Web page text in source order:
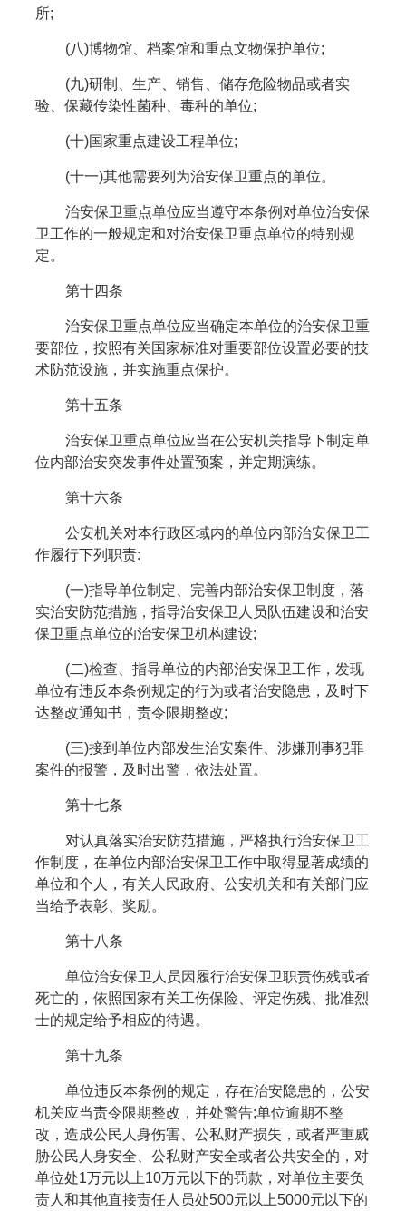
所;
(八)博物馆、档案馆和重点文物保护单位;
(九)研制、生产、销售、储存危险物品或者实
验、保藏传染性菌种、毒种的单位;
(十)国家重点建设工程单位;
(十一)其他需要列为治安保卫重点的单位。
治安保卫重点单位应当遵守本条例对单位治安保
卫工作的一般规定和对治安保卫重点单位的特别规
定。
第十四条
治安保卫重点单位应当确定本单位的治安保卫重
要部位，按照有关国家标准对重要部位设置必要的技
术防范设施，并实施重点保护。
第十五条
治安保卫重点单位应当在公安机关指导下制定单
位内部治安突发事件处置预案，并定期演练。
第十六条
公安机关对本行政区域内的单位内部治安保卫工
作履行下列职责:
(一)指导单位制定、完善内部治安保卫制度，落
实治安防范措施，指导治安保卫人员队伍建设和治安
保卫重点单位的治安保卫机构建设;
(二)检查、指导单位的内部治安保卫工作，发现
单位有违反本条例规定的行为或者治安隐患，及时下
达整改通知书，责令限期整改;
(三)接到单位内部发生治安案件、涉嫌刑事犯罪
案件的报警，及时出警，依法处置。
第十七条
对认真落实治安防范措施，严格执行治安保卫工
作制度，在单位内部治安保卫工作中取得显著成绩的
单位和个人，有关人民政府、公安机关和有关部门应
当给予表彰、奖励。
第十八条
单位治安保卫人员因履行治安保卫职责伤残或者
死亡的，依照国家有关工伤保险、评定伤残、批准烈
士的规定给予相应的待遇。
第十九条
单位违反本条例的规定，存在治安隐患的，公安
机关应当责令限期整改，并处警告;单位逾期不整
改，造成公民人身伤害、公私财产损失，或者严重威
胁公民人身安全、公私财产安全或者公共安全的，对
单位处1万元以上10万元以下的罚款，对单位主要负
责人和其他直接责任人员处500元以上5000元以下的